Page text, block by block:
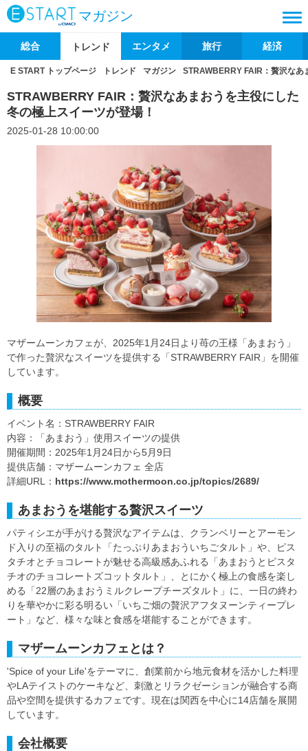
マガジン
総合 トレンド エンタメ 旅行 経済
E START トップページ トレンド マガジン STRAWBERRY FAIR：贅沢なあ
STRAWBERRY FAIR：贅沢なあまおうを主役にした
冬の極上スイーツが登場！
2025-01-28 10:00:00
マザームーンカフェが、2025年1月24日より苺の王様「あまおう」
で作った贅沢なスイーツを提供する「STRAWBERRY FAIR」を開催
しています。
概要
イベント名：STRAWBERRY FAIR
内容：「あまおう」使用スイーツの提供
開催期間：2025年1月24日から5月9日
提供店舗：マザームーンカフェ 全店
詳細URL： https://www.mothermoon.co.jp/topics/2689/
あまおうを堪能する贅沢スイーツ
パティシエが手がける贅沢なアイテムは、クランベリーとアーモン
ド入りの至福のタルト「たっぷりあまおういちごタルト」や、ピス
タチオとチョコレートが魅せる高級感あふれる「あまおうとピスタ
チオのチョコレートズコットタルト」、とにかく極上の食感を楽し
める「22層のあまおうミルクレープチーズタルト」に、一日の終わ
りを華やかに彩る明るい「いちご畑の贅沢アフタヌーンティープレ
ート」など、様々な味と食感を堪能することができます。
マザームーンカフェとは？
'Spice of your Life'をテーマに、創業前から地元食材を活かした料理
やLAテイストのケーキなど、刺激とリラクゼーションが融合する商
品や空間を提供するカフェです。現在は関西を中心に14店舗を展開
しています。
会社概要